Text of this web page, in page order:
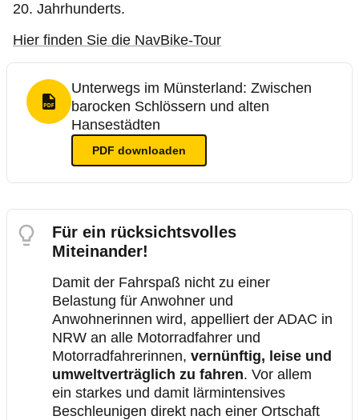
20. Jahrhunderts.
Hier finden Sie die NavBike-Tour
PDF Format
Unterwegs im Münsterland: Zwischen
barocken Schlössern und alten
Hansestädten
PDF downloaden
Für ein rücksichtsvolles
Miteinander!
Damit der Fahrspaß nicht zu einer
Belastung für Anwohner und
Anwohnerinnen wird, appelliert der ADAC in
NRW an alle Motorradfahrer und
Motorradfahrerinnen, vernünftig, leise und
umweltverträglich zu fahren. Vor allem
ein starkes und damit lärmintensives
Beschleunigen direkt nach einer Ortschaft